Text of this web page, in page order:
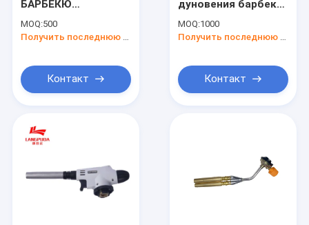
БАРБЕКЮ
стали пластиковый
24cm
MOQ:500
Получить последнюю цену
Контакт
дуновения барбекю
MOQ:1000
Получить последнюю цену
Контакт